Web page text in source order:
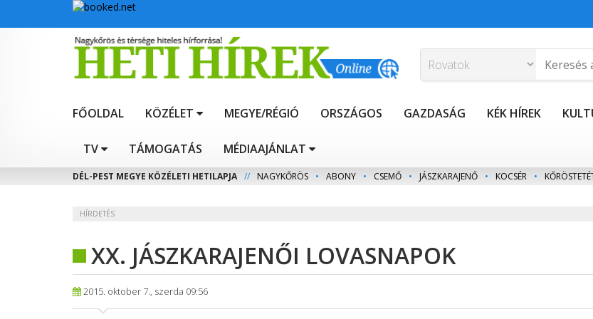
FŐOLDAL KÖZÉLET MEGYE/RÉGIÓ ORSZÁGOS GAZDASÁG KÉK HÍREK
TV TÁMOGATÁS MÉDIAAJÁNLAT
DÉL-PEST MEGYE KÖZÉLETI HETILAPJA // NAGYKŐRÖS • ABONY • CSEMŐ • JÁSZKARAJENŐ • KOCSÉR •
HÍRDETÉS
XX. JÁSZKARAJENŐI LOVASNAPOK
2015. oktober 7., szerda 09:56